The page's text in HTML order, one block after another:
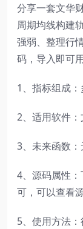
分享一套文华
周期均线构建
强弱、整理行
码，导入即可
1、指标组成
2、适用软件
3、未来函数
4、源码属性
可，可以查看
5、使用方法